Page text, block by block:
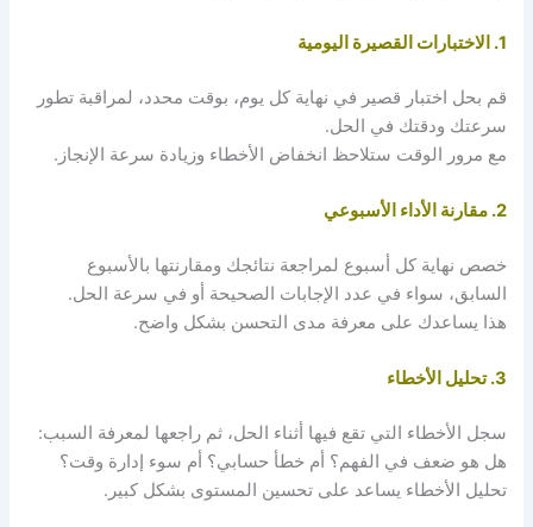
1. الاختبارات القصيرة اليومية
قم بحل اختبار قصير في نهاية كل يوم، بوقت محدد، لمراقبة تطور
سرعتك ودقتك في الحل.
مع مرور الوقت ستلاحظ انخفاض الأخطاء وزيادة سرعة الإنجاز.
2. مقارنة الأداء الأسبوعي
خصص نهاية كل أسبوع لمراجعة نتائجك ومقارنتها بالأسبوع
السابق، سواء في عدد الإجابات الصحيحة أو في سرعة الحل.
هذا يساعدك على معرفة مدى التحسن بشكل واضح.
3. تحليل الأخطاء
سجل الأخطاء التي تقع فيها أثناء الحل، ثم راجعها لمعرفة السبب:
هل هو ضعف في الفهم؟ أم خطأ حسابي؟ أم سوء إدارة وقت؟
تحليل الأخطاء يساعد على تحسين المستوى بشكل كبير.